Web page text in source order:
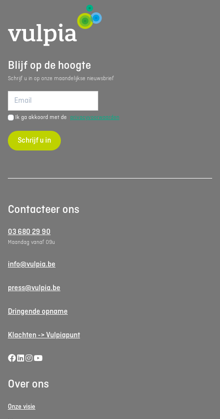
Blijf op de hoogte
Schrijf u in op onze maandelijkse nieuwsbrief
Ik ga akkoord met de privacyvoorwaarden
Schrijf u in
Contacteer ons
03 680 29 90
Maandag vanaf 09u
info@vulpia.be
press@vulpia.be
Dringende opname
Klachten -> Vulpiapunt
Over ons
Onze visie